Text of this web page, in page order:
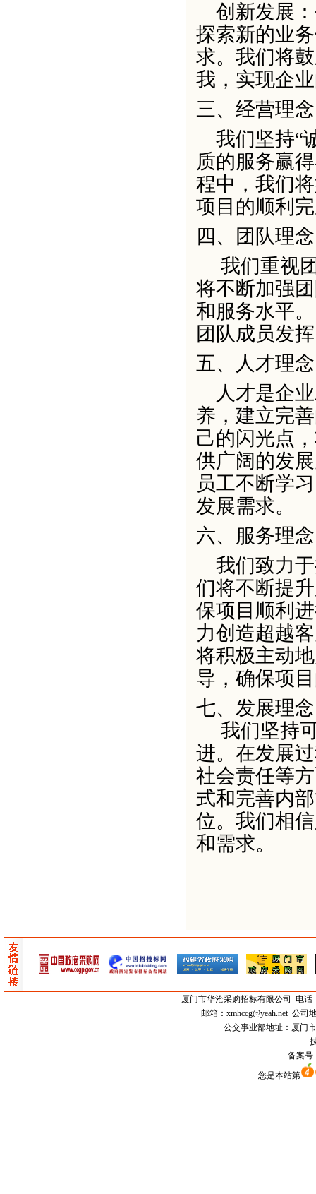
创新发展：
探索新的业
求。我们将
我，实现企
三、 经营理念
我们坚持“
质的服务赢
程中，我们
项目的顺利
四、
团队理念
我们重视团
将不断加强
和服务水平
团队成员发
五、
人才理念
人才是企
养，建立完
己的闪光点
供广阔的发
员工不断学
发展需求。
六、 服务理念
我们致力
们将不断提
保项目顺利
力创造超越
将积极主动
导，确保项
七、 发展理念
我们坚持可
进。在发展
社会责任等
式和完善内
位。我们相
和需求。
厦门市华沧采购招标有限公司
电话
邮箱： xmhccg@yeah.net公司地
公交事业部地址：厦门
备案
您是本站第